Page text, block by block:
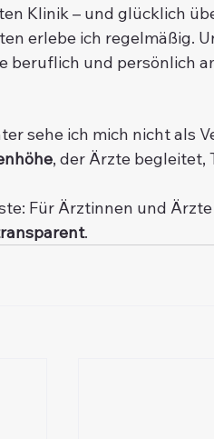
Klinik – und glücklich
erlebe ich regelmäßig.
beruflich und persönlich
sehe ich mich nicht als
, der Ärzte
Für Ärztinnen und
.